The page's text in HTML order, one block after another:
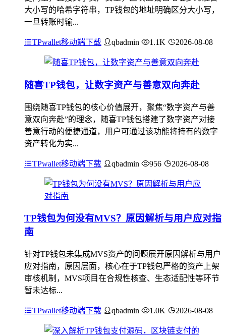
大小写的哈希字符串，TP钱包的地址明确区分大小写，
一旦转账时输...
TPwallet移动端下载 qbadmin 1.1K 2026-08-08
随喜TP钱包，让数字资产与善意双向奔赴
围绕随喜TP钱包的核心价值展开，聚焦“数字资产与善
意双向奔赴”的理念，随喜TP钱包搭建了数字资产对接
善意行动的便捷通道，用户可通过该功能将持有的数字
资产转化为实...
TPwallet移动端下载 qbadmin 956 2026-08-08
TP钱包为何没有MVS？原因解析与用户应对指
南
针对TP钱包未集成MVS资产的问题展开原因解析与用户
应对指南，原因层面，核心在于TP钱包严格的资产上架
审核机制，MVS项目在合规性核查、生态适配性等环节
暂未达标...
TPwallet移动端下载 qbadmin 1.0K 2026-08-08